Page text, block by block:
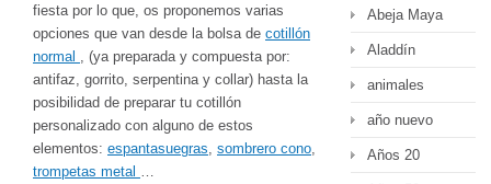
fiesta por lo que, os proponemos varias
opciones que van desde la bolsa de cotillón
normal
, (ya preparada y compuesta por:
antifaz, gorrito, serpentina y collar) hasta la
posibilidad de preparar tu cotillón
personalizado con alguno de estos
elementos: espantasuegras sombrero cono
trompetas metal
Abeja Maya
Aladdín
animales
año nuevo
Años 20